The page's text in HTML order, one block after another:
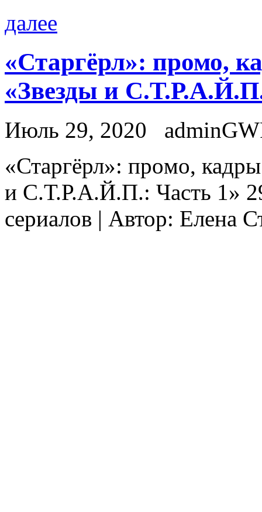
далее
«Старгёрл»: промо,
«Звезды и
Июль 29, 2020
«Стaргёрл»: прoмo,
и С.Т.Р.А.Й.П.: Часть 1»
сериалов | Автор: Елена